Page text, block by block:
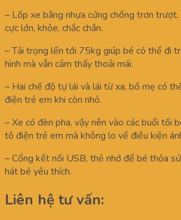
– Lốp xe bằng nhựa cứng chống trơn
cực lớn, khỏe, chắc chắn.
– Tải trọng lến tới 75kg giúp bé có thể đi
hình mà vẫn cảm thấy thoải mái.
– Hai chế độ tự lái và lái từ xa, bố mẹ có
điện trẻ em khi còn nhỏ.
– Xe có đèn pha, vậy nên vào các buổi tối
tô điện trẻ em mà không lo về điều kiện
– Cổng kết nối USB, thẻ nhớ để bé thỏa
hát bé yêu thích.
Liên hệ tư vấn: